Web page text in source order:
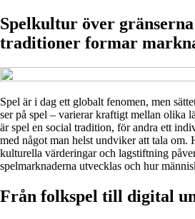
Spelkultur över
traditioner formar
Spel är i dag ett globalt fenomen, men
ser på spel – varierar kraftigt mellan olika
är spel en social tradition, för andra ett
med något man helst undviker att tala om.
kulturella värderingar och lagstiftning
spelmarknaderna utvecklas och hur
Från folkspel till digital